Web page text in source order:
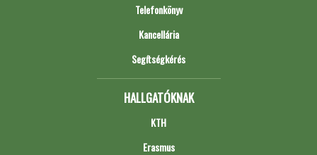
Telefonkönyv
Kancellária
Segítségkérés
HALLGATÓKNAK
KTH
Erasmus